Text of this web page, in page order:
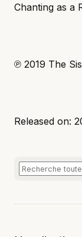
Chanting as a
℗ 2019 The
Released on: